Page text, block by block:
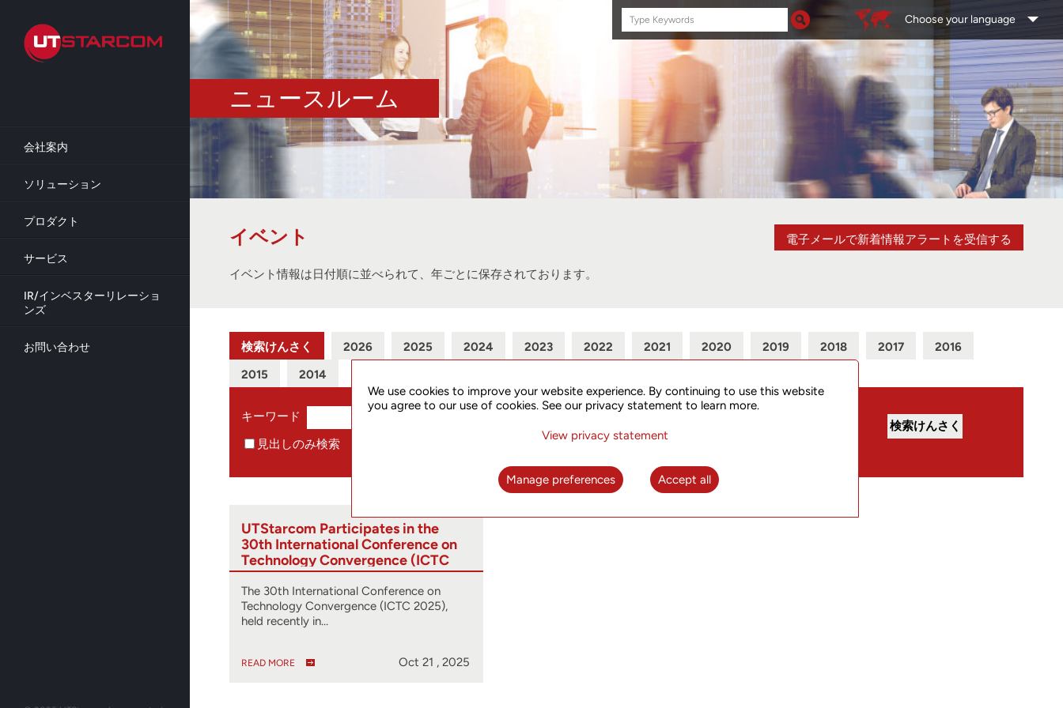
main
content
会社案内
ソリューション
プロダクト
サービス
IR/インベスターリレーショ
ンズ
お問い合わせ
Search
this
Choose your language
ニュースルーム
イベント
イベント情報は日付順に並べられて、年ごとに保存されております。
電子メールで新着情報アラートを受信する
検索けんさく 2026 2025 2024 2023 2022 2021 2020 2019 2018 2017
2016
2015
2014
キーワード
見出しのみ検索
から
UTStarcom Participates in the
30th International Conference on
Technology Convergence (ICTC
2025)
The 30th International Conference on
Technology Convergence (ICTC 2025),
held recently in…
READ MORE Oct 21 , 2025
We use cookies to improve your website experience. By continuing to use this website
you agree to our use of cookies. See our privacy statement to learn more.
View privacy statement
Manage preferences Accept all